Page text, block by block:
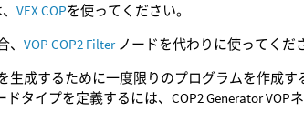
、VEX COPを使ってください。
、VOP COP2 Filter ノードを代わりに使ってくだ
成するために一度限りのプログラムを作成す
タイプを定義するには、COP2 Generator VOP